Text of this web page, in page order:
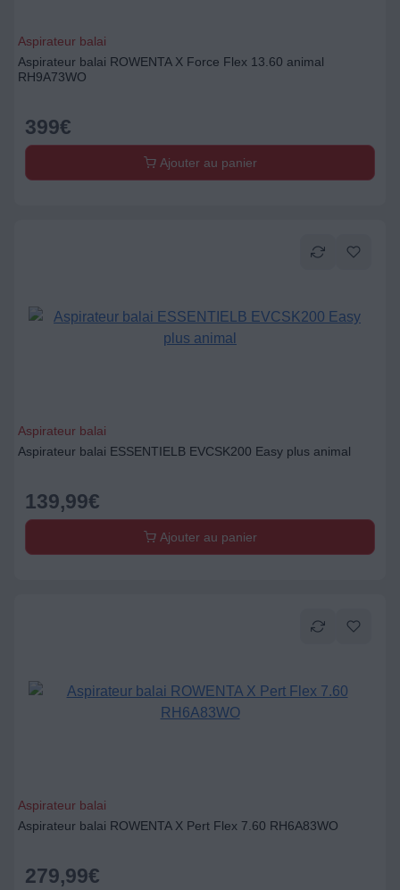
Aspirateur balai
Aspirateur balai ROWENTA X Force Flex 13.60 animal
RH9A73WO
399€
Ajouter au panier
Aspirateur balai
Aspirateur balai ESSENTIELB EVCSK200 Easy plus animal
139,99€
Ajouter au panier
Aspirateur balai
Aspirateur balai ROWENTA X Pert Flex 7.60 RH6A83WO
279,99€